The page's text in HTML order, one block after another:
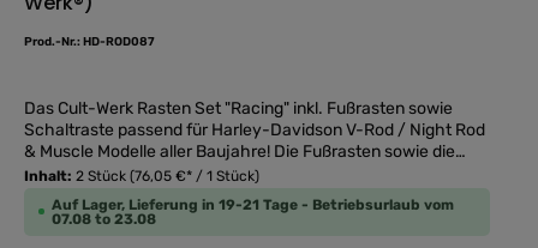
Prod.-Nr.: HD-ROD087
Das Cult-Werk Rasten Set "Racing" inkl. Fußrasten sowie
Schaltraste passend für Harley-Davidson V-Rod / Night Rod
& Muscle Modelle aller Baujahre! Die Fußrasten sowie die
Schaltraste wurden aus einem Aluminium Teil gefräst und
anschließend schwarz glänzend pulverbeschichtet.
Zusätzlich wurden aufwendige gestaltete Gummis mit Cult-
Inhalt: 2 Stück (76,05 €* / 1 Stück)
Auf Lager, Lieferung in 19-21 Tage - Betriebsurlaub vom
07.08 to 23.08